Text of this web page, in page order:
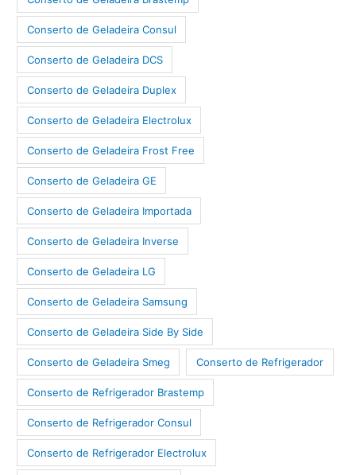
Conserto de Geladeira Consul
Conserto de Geladeira DCS
Conserto de Geladeira Duplex
Conserto de Geladeira Electrolux
Conserto de Geladeira Frost Free
Conserto de Geladeira GE
Conserto de Geladeira Importada
Conserto de Geladeira Inverse
Conserto de Geladeira LG
Conserto de Geladeira Samsung
Conserto de Geladeira Side By Side
Conserto de Geladeira Smeg Conserto de Refrigerador
Conserto de Refrigerador Brastemp
Conserto de Refrigerador Consul
Conserto de Refrigerador Electrolux